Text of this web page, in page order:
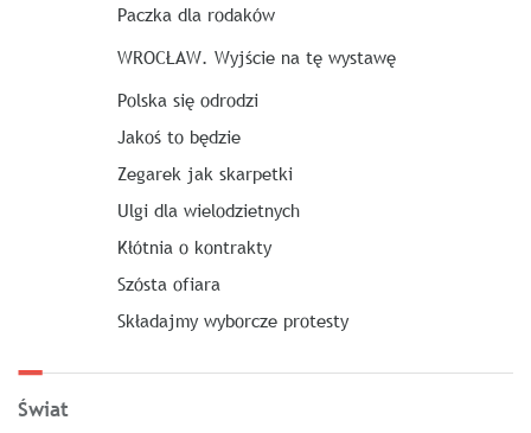
Paczka dla rodaków
WROCŁAW. Wyjście na tę wystawę
Polska się odrodzi
Jakoś to będzie
Zegarek jak skarpetki
Ulgi dla wielodzietnych
Kłótnia o kontrakty
Szósta ofiara
Składajmy wyborcze protesty
Świat